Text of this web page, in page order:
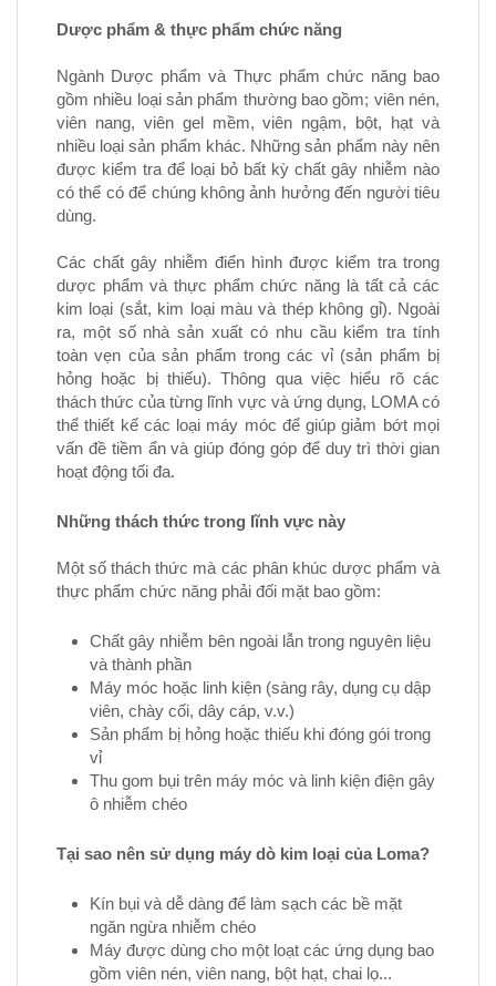
Dược phẩm & thực phẩm chức năng
Ngành Dược phẩm và Thực phẩm chức năng bao
gồm nhiều loại sản phẩm thường bao gồm; viên nén,
viên nang, viên gel mềm, viên ngậm, bột, hạt và
nhiều loại sản phẩm khác. Những sản phẩm này nên
được kiểm tra để loại bỏ bất kỳ chất gây nhiễm nào
có thể có để chúng không ảnh hưởng đến người tiêu
dùng.
Các chất gây nhiễm điển hình được kiểm tra trong
dược phẩm và thực phẩm chức năng là tất cả các
kim loại (sắt, kim loại màu và thép không gỉ). Ngoài
ra, một số nhà sản xuất có nhu cầu kiểm tra tính
toàn vẹn của sản phẩm trong các vỉ (sản phẩm bị
hỏng hoặc bị thiếu). Thông qua việc hiểu rõ các
thách thức của từng lĩnh vực và ứng dụng, LOMA có
thể thiết kế các loại máy móc để giúp giảm bớt mọi
vấn đề tiềm ẩn và giúp đóng góp để duy trì thời gian
hoạt động tối đa.
Những thách thức trong lĩnh vực này
Một số thách thức mà các phân khúc dược phẩm và
thực phẩm chức năng phải đối mặt bao gồm:
Chất gây nhiễm bên ngoài lẫn trong nguyên liệu
và thành phần
Máy móc hoặc linh kiện (sàng rây, dụng cụ dập
viên, chày cối, dây cáp, v.v.)
Sản phẩm bị hỏng hoặc thiếu khi đóng gói trong
vỉ
Thu gom bụi trên máy móc và linh kiện điện gây
ô nhiễm chéo
Tại sao nên sử dụng máy dò kim loại của Loma?
Kín bụi và dễ dàng để làm sạch các bề mặt
ngăn ngừa nhiễm chéo
Máy được dùng cho một loạt các ứng dụng bao
gồm viên nén, viên nang, bột hạt, chai lọ...